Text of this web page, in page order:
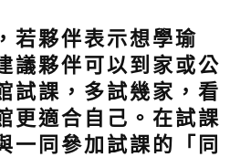
夥伴表示想學瑜
議夥伴可以到家或公
試課，多試幾家，看
更適合自己。在試課
一同參加試課的「同